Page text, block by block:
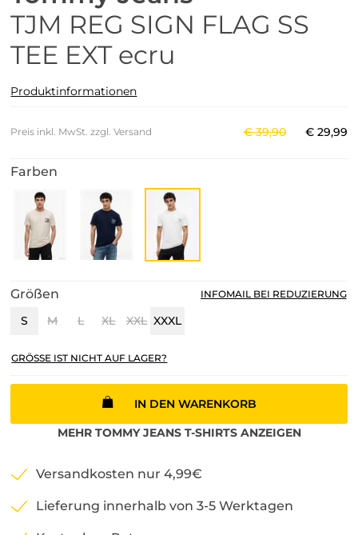
TJM REG SIGN FLAG SS
TEE EXT ecru
Produktinformationen
Preis inkl. MwSt. zzgl. Versand €39,90 € 29,99
Farben
Größen
S M L XL XXL XXXL
INFOMAIL BEI REDUZIERUNG
GRÖSSE IST NICHT AUF LAGER?
IN DEN WARENKORB
MEHR TOMMY JEANS T-SHIRTSANZEIGEN
Versandkosten nur 4,99€
Lieferung innerhalb von 3-5 Werktagen